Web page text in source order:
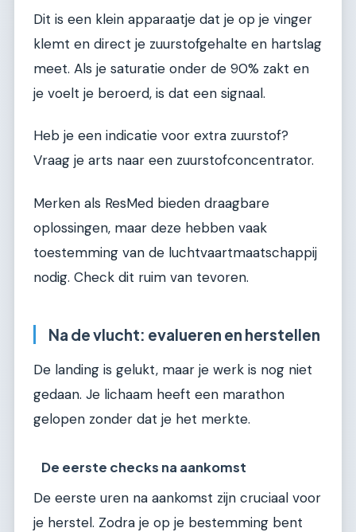
Dit is een klein apparaatje dat je op je vinger
klemt en direct je zuurstofgehalte en hartslag
meet. Als je saturatie onder de 90% zakt en
je voelt je beroerd, is dat een signaal.
Heb je een indicatie voor extra zuurstof?
Vraag je arts naar een zuurstofconcentrator.
Merken als ResMed bieden draagbare
oplossingen, maar deze hebben vaak
toestemming van de luchtvaartmaatschappij
nodig. Check dit ruim van tevoren.
Na de vlucht: evalueren en herstellen
De landing is gelukt, maar je werk is nog niet
gedaan. Je lichaam heeft een marathon
gelopen zonder dat je het merkte.
De eerste checks na aankomst
De eerste uren na aankomst zijn cruciaal voor
je herstel. Zodra je op je bestemming bent